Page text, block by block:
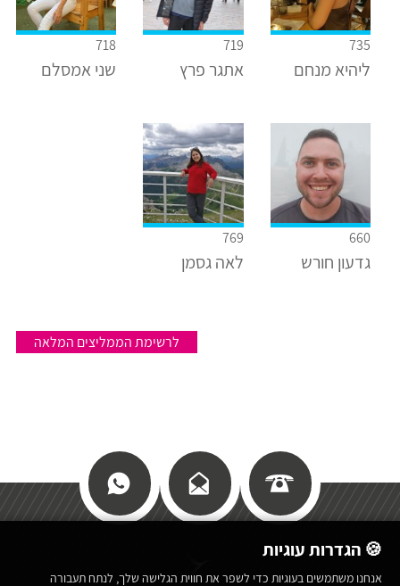
735
ליהיא מנחם
719
אתגר פרץ
718
שני אמסלם
660
גדעון חורש
769
לאה גסמן
לרשימת הממליצים המלאה
🍪 הגדרות עוגיות
אנחנו משתמשים בעוגיות כדי לשפר את חווית הגלישה שלך, לנתח תעבורה